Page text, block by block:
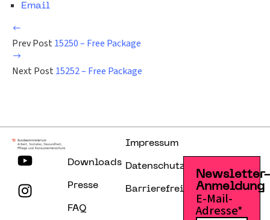
Email
Prev Post 15250 – Free Package
Next Post 15252 – Free Package
Downloads
Presse
FAQ
Impressum
Datenschutzerklärung
Barrierefreiheitserklärung
Anmeldung
E-Mail-
Adresse*